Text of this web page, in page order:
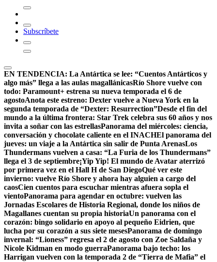
Subscríbete
EN TENDENCIA: La Antártica se lee: “Cuentos Antárticos y
algo más” llega a las aulas magallánicasRío Shore vuelve con
todo: Paramount+ estrena su nueva temporada el 6 de
agostoAnota este estreno: Dexter vuelve a Nueva York en la
segunda temporada de “Dexter: Resurrection”Desde el fin del
mundo a la última frontera: Star Trek celebra sus 60 años y nos
invita a soñar con las estrellasPanorama del miércoles: ciencia,
conversación y chocolate caliente en el INACHEl panorama del
jueves: un viaje a la Antártica sin salir de Punta ArenasLos
Thundermans vuelven a casa: “La Furia de los Thundermans”
llega el 3 de septiembre¡Yip Yip! El mundo de Avatar aterrizó
por primera vez en el Hall H de San DiegoQué ver este
invierno: vuelve Río Shore y ahora hay alguien a cargo del
caosCien cuentos para escuchar mientras afuera sopla el
vientoPanorama para agendar en octubre: vuelven las
Jornadas Escolares de Historia Regional, donde los niños de
Magallanes cuentan su propia historiaUn panorama con el
corazón: bingo solidario en apoyo al pequeño Eidrien, que
lucha por su corazón a sus siete mesesPanorama de domingo
invernal: “Lioness” regresa el 2 de agosto con Zoe Saldaña y
Nicole Kidman en modo guerraPanorama bajo techo: los
Harrigan vuelven con la temporada 2 de “Tierra de Mafia” el